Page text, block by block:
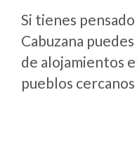
Si tienes
Cabuzana
de alojamientos
pueblos cercanos